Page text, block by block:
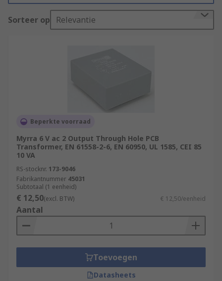
The PCB transformer sits above the surface of
the board, where it controls the voltage or
manufacturing processes where current
regulation is needed. They're also used in
computer hardware applications and consumer
devices to protect them from power surges.
Types of PCB transformers
PCB transformers can be recognised by their
mounting capabilities. They are surface mounted
or through-hole mounted.
Through-hole mounted transformers have
connectors or pins that can pierce through the
printed circuit boards. Surface mounted
transformers do not penetrate into the board
itself and are therefore very compact, which
Sorteer op Relevantie
Beperkte voorraad
Myrra 6 V ac 2 Output Through Hole PCB
Transformer, EN 61558-2-6, EN 60950, UL 1585, CEI 85
10 VA
RS-stocknr. 173-9046
Fabrikantnummer 45031
Subtotaal (1 eenheid)
€ 12,50(excl. BTW) € 12,50/eenheid
Aantal
Toevoegen
Datasheets